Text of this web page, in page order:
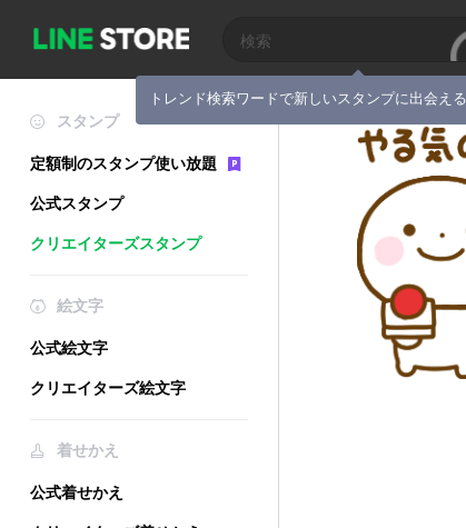
トレンド検索ワードで新しいスタンプに出会える
スタンプ
定額制のスタンプ使い放題
公式スタンプ
クリエイターズスタンプ
絵文字
公式絵文字
クリエイターズ絵文字
着せかえ
公式着せかえ